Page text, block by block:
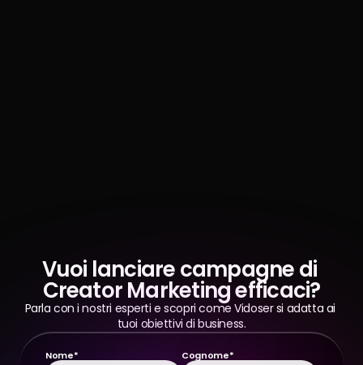
Vuoi lanciare campagne di
Creator Marketing efficaci?
Parla con i nostri esperti e scopri come Vidoser si adatta ai
tuoi obiettivi di business.
Nome* Cognome*